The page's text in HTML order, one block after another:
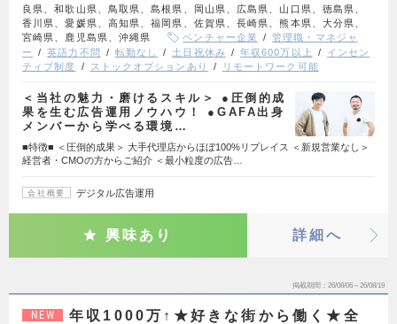
良県、和歌山県、鳥取県、島根県、岡山県、広島県、山口県、徳島県、
香川県、愛媛県、高知県、福岡県、佐賀県、長崎県、熊本県、大分県、
宮崎県、鹿児島県、沖縄県
ベンチャー企業
管理職・マネジャ
ー
英語力不問 転勤なし 土日祝休み 年収600万以上
インセン
ティブ制度
ストックオプションあり リモートワーク可能
＜当社の魅力・磨けるスキル＞ ●圧倒的成
果を生む広告運用ノウハウ！ ●GAFA出身
メンバーから学べる環境…
■特徴■ ＜圧倒的成果＞ 大手代理店からほぼ100%リプレイス ＜新規営業なし＞
経営者・CMOの方からご紹介 ＜最小粒度の広告…
会社概要 デジタル広告運用
興味あり 詳細へ
掲載期間 26/08/06～26/08/19
NEW
年収1000万↑★好きな街から働く★全